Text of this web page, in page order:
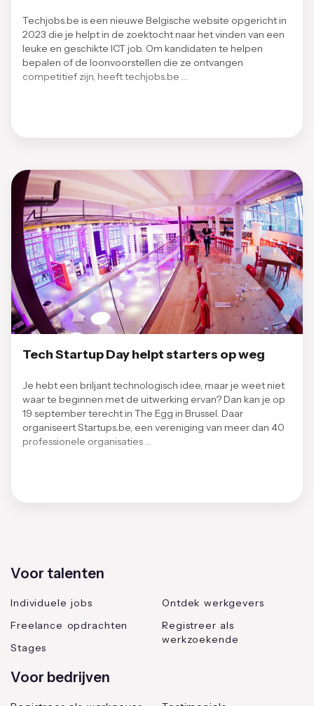
Techjobs.be is een nieuwe Belgische website opgericht in
2023 die je helpt in de zoektocht naar het vinden van een
leuke en geschikte ICT job. Om kandidaten te helpen
bepalen of de loonvoorstellen die ze ontvangen
competitief zijn, heeft techjobs.be …
Tech Startup Day helpt starters op weg
Je hebt een briljant technologisch idee, maar je weet niet
waar te beginnen met de uitwerking ervan? Dan kan je op
19 september terecht in The Egg in Brussel. Daar
organiseert Startups.be, een vereniging van meer dan 40
professionele organisaties …
Voor talenten
Individuele jobs
Freelance opdrachten
Stages
Ontdek werkgevers
Registreer als
werkzoekende
Voor bedrijven